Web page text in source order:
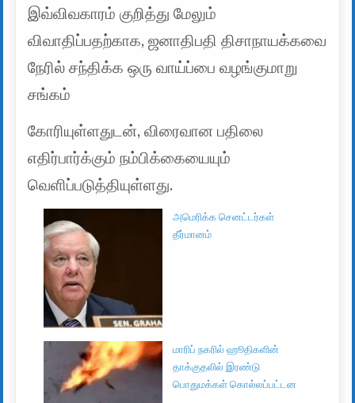
இவ்விவகாரம் குறித்து மேலும்
விவாதிப்பதற்காக, ஜனாதிபதி திசாநாயக்கவை
நேரில் சந்திக்க ஒரு வாய்ப்பை வழங்குமாறு
சங்கம்
கோரியுள்ளதுடன், விரைவான பதிலை
எதிர்பார்க்கும் நம்பிக்கையையும்
வெளிப்படுத்தியுள்ளது.
அமெரிக்க செனட்டர்கள்
தீர்மானம்
மாரிப் நகரில் ஹூதிகளின்
தாக்குதலில் இரண்டு
பொதுமக்கள் கொல்லப்பட்டன